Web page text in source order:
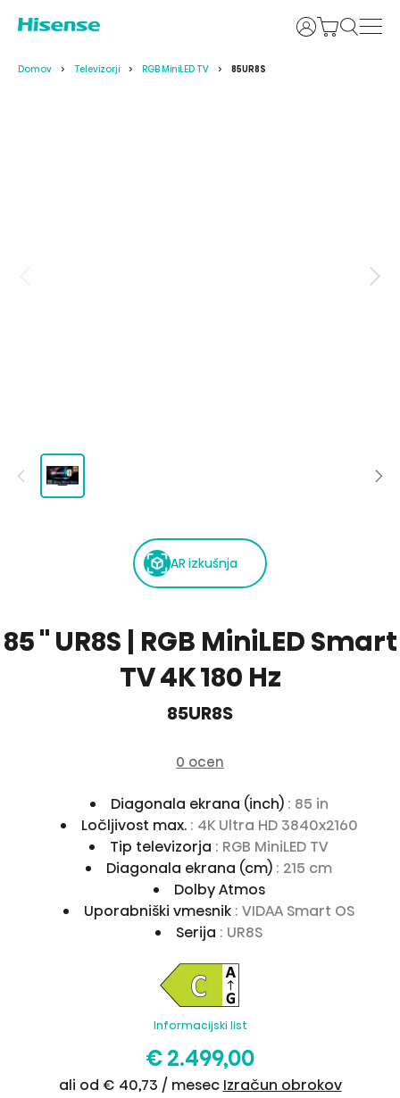
Prijava
Domov Televizorji RGB MiniLED TV 85UR8S
AR izkušnja
85 '' UR8S | RGB MiniLED Smart
TV 4K 180 Hz
85UR8S
0 ocen
Diagonala ekrana (inch) : 85 in
Ločljivost max. : 4K Ultra HD 3840x2160
Tip televizorja : RGB MiniLED TV
Diagonala ekrana (cm) : 215 cm
Dolby Atmos
Uporabniški vmesnik : VIDAA Smart OS
Serija : UR8S
Informacijski list
€ 2.499,00
ali od € 40,73 / mesec Izračun obrokov